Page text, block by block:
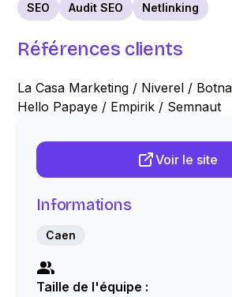
SEO Audit SEO Netlinking
Références clients
La Casa Marketing / Niverel /
Hello Papaye / Empirik / Semnaut
Voir le site
Informations
Caen
Taille de l'équipe :